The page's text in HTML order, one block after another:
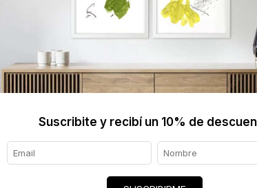
Suscribite y recibí un 10% de